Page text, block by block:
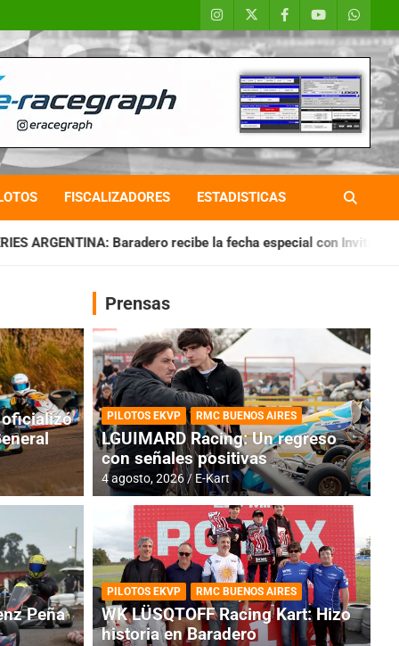
FISCALIZADORES ESTADISTICAS
recibe la fecha especial con Invitados CHAQUEÑO
RMC BUENOS AIRES
Cerró una jornada
oficializó
Peña
Prensas
PILOTOS EKVP RMC BUENOS AIRES
LGUIMARD Racing: Un regreso
con señales positivas
4 agosto, 2026 E-Kart
PILOTOS EKVP RMC BUENOS AIRES
WK LÜSQTOFF Racing Kart: Hizo
historia en Baradero